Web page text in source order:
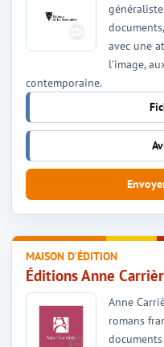
avec une
l'image,
contemporaine.
MAISON D'ÉDITION
Éditions Anne
Anne
romans